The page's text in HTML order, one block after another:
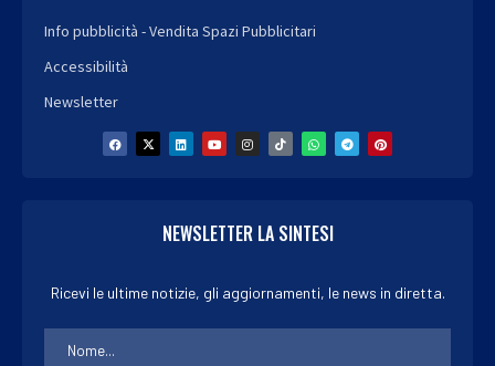
Info pubblicità - Vendita Spazi Pubblicitari
Accessibilità
Newsletter
NEWSLETTER LA SINTESI
Ricevi le ultime notizie, gli aggiornamenti, le news in diretta.